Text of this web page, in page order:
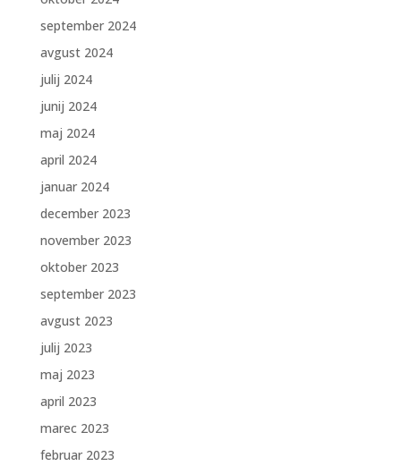
september 2024
avgust 2024
julij 2024
junij 2024
maj 2024
april 2024
januar 2024
december 2023
november 2023
oktober 2023
september 2023
avgust 2023
julij 2023
maj 2023
april 2023
marec 2023
februar 2023